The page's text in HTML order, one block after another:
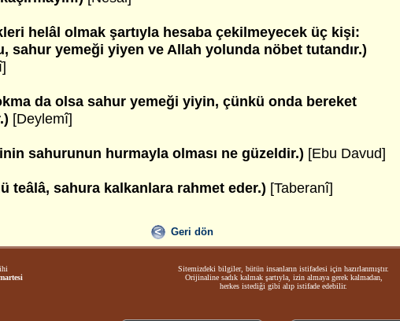
helâl olmak şartıyla hesaba çekilmeyecek üç kişi:
sahur yemeği yiyen ve Allah yolunda nöbet tutandır.)
da olsa sahur yemeği yiyin, çünkü onda bereket
[Deylemî]
sahurunun hurmayla olması ne güzeldir.) [Ebu Davud]
teâlâ, sahura kalkanl ara rahmet eder.) [Taberanî]
Geri dön
Sitemizdeki bilgiler, bütün insanların istifadesi için hazırlanmıştır.
Orijinaline sadık kalmak şartıyla, izin almaya gerek kalmadan,
herkes istediği gibi alıp istifade edebilir.